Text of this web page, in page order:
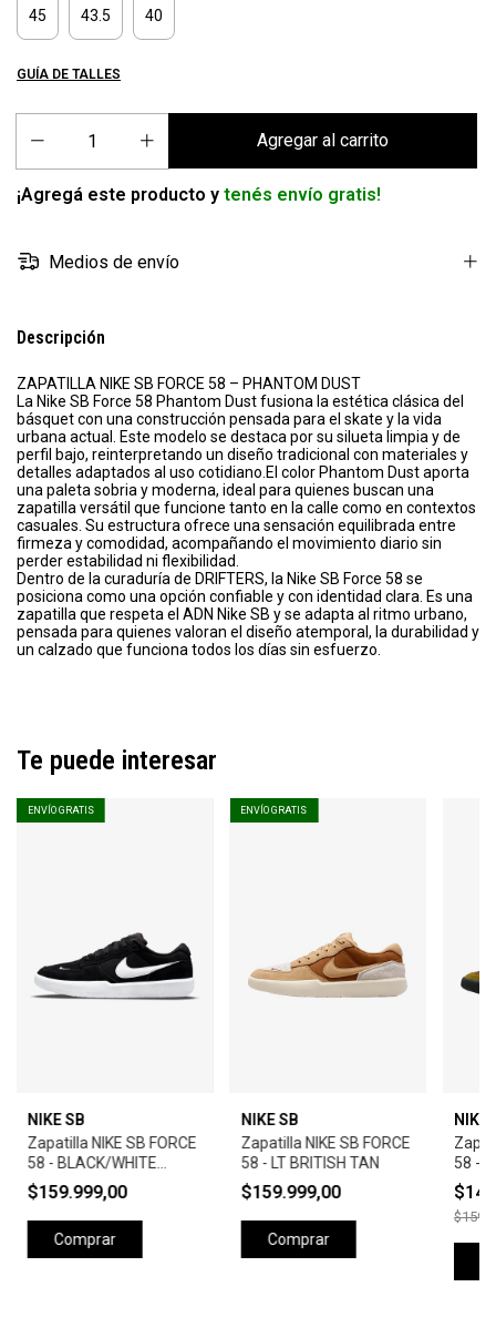
45 43.5 40
GUÍA DE TALLES
¡Agregá este producto y tenés envío gratis!
Medios de envío
Descripción
ZAPATILLA NIKE SB FORCE 58 – PHANTOM DUST
La Nike SB Force 58 Phantom Dust fusiona la estética clásica del
básquet con una construcción pensada para el skate y la vida
urbana actual. Este modelo se destaca por su silueta limpia y de
perfil bajo, reinterpretando un diseño tradicional con materiales y
detalles adaptados al uso cotidiano.El color Phantom Dust aporta
una paleta sobria y moderna, ideal para quienes buscan una
zapatilla versátil que funcione tanto en la calle como en contextos
casuales. Su estructura ofrece una sensación equilibrada entre
firmeza y comodidad, acompañando el movimiento diario sin
perder estabilidad ni flexibilidad.
Dentro de la curaduría de DRIFTERS, la Nike SB Force 58 se
posiciona como una opción confiable y con identidad clara. Es una
zapatilla que respeta el ADN Nike SB y se adapta al ritmo urbano,
pensada para quienes valoran el diseño atemporal, la durabilidad y
un calzado que funciona todos los días sin esfuerzo.
Te puede interesar
ENVÍO GRATIS
NIKE SB
Zapatilla NIKE SB FORCE
58 - BLACK/WHITE
BLACK
$159.999,00
Comprar
ENVÍO GRATIS
NIKE SB
Zapatilla NIKE SB FORCE
58 - LT BRITISH TAN
$159.999,00
Comprar
NIKE
58 -